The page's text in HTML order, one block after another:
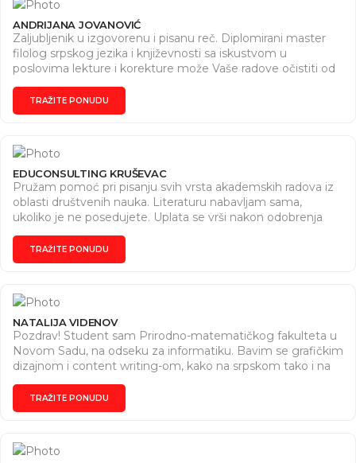
ANDRIJANA JOVANOVIĆ
Zaljubljenik u izgovorenu i pisanu reč. Diplomirani master
filolog srpskog jezika i književnosti sa iskustvom u
poslovima lekture i korekture može Vaše radove očistiti od
svih pravopisno-gramatičkih grešaka. Cena lekture i
korekture zavisi od broja stranica.
TRAŽITE PONUDU
EDUCONSULTING KRUŠEVAC
Pružam pomoć pri pisanju svih vrsta akademskih radova iz
oblasti društvenih nauka. Literaturu nabavljam sama,
ukoliko je ne posedujete. Uplata se vrši nakon odobrenja
rada i softverske provere. Pomoć pri pisanju blogova i
projekata. Lektura i korektura teksta.
TRAŽITE PONUDU
NATALIJA VIDENOV
Pozdrav! Student sam Prirodno-matematičkog fakulteta u
Novom Sadu, na odseku za informatiku. Bavim se grafičkim
dizajnom i content writing-om, kako na srpskom tako i na
engleskom. Pored toga, već 4 godine predajem engleski
jezik online. Ukoliko Vam treba English tutor / graphic
designer / writer ili social media manager, javite se!
TRAŽITE PONUDU